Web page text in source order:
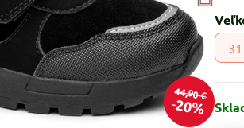
44,90 €
20%
31